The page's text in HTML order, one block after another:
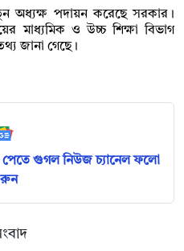
অধ্যক্ষ পদায়ন করেছে সরকার।
মাধ্যমিক ও উচ্চ শিক্ষা বিভাগ
জানা গেছে।
গুগল নিউজ চ্যানেল ফলো